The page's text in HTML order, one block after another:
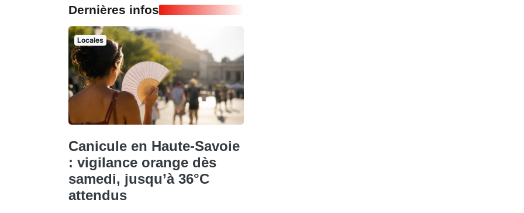
Dernières infos
Locales
Canicule en Haute-Savoie
: vigilance orange dès
samedi, jusqu’à 36°C
attendus